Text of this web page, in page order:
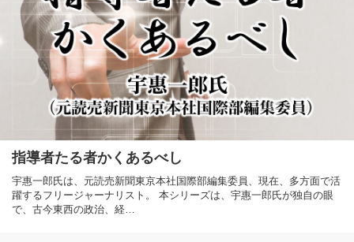
指導者たる者かくあるべし
宇惠一郎氏は、元読売新聞東京本社国際部編集委員、現在、多方面で活
躍するフリージャーナリスト。 本シリーズは、宇惠一郎氏が独自の眼
で、古今東西の政治、経…